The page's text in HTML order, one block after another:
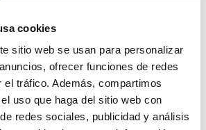
cookies
sitio web se usan para personalizar
ofrecer funciones de redes
el tráfico. Además, compartimos
uso que haga del sitio web con
redes sociales, publicidad y análisis
5 anni dopo, sono rimasta
di 6 mesi e mezzo, e purtroppo
di nuovo, hanno fatto studi 5 anni
la mia tiroide, ho visto molti
ho 41 anni anni, sono
attualmente ho trovato un